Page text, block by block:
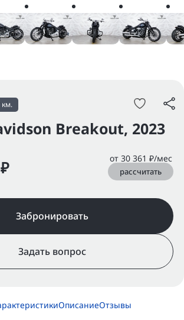
Breakout, 2023
км.
от 30 361 ₽/мес
рассчитать
Забронировать
Задать вопрос
ОписаниеОтзывы